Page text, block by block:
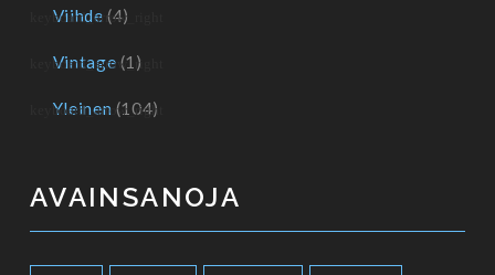
Viihde (4)
Vintage (1)
Yleinen (104)
AVAINSANOJA